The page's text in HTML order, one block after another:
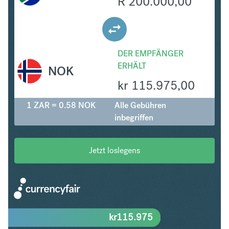
DER EMPFÄNGER
ERHÄLT
kr 115.975,00
NOK
1 ZAR = 0.58 NOK
Alle Gebühren
inbegriffen
Jetzt loslegens
kr115.975